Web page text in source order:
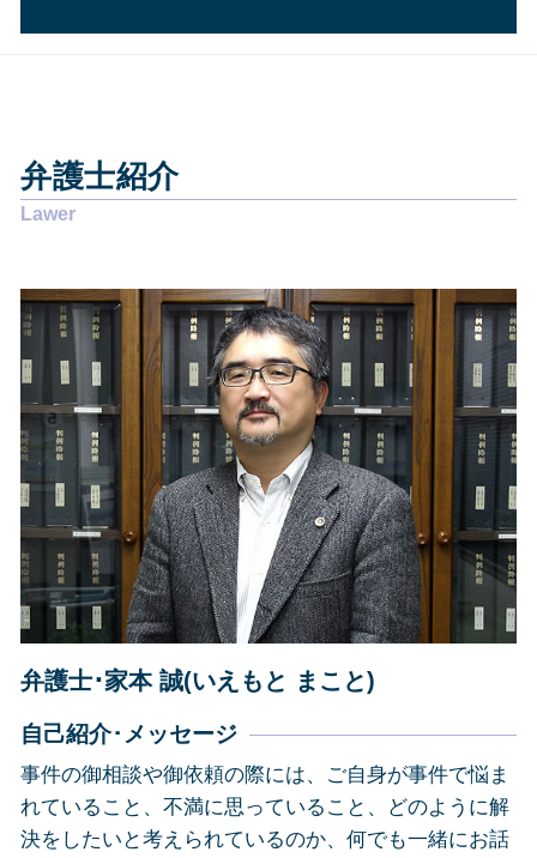
任意整理 期間延長
債務整理 弁護士 安い
自己破産 弁護士 おすすめ
債務整理 デメリット 知恵袋
債務整理 費用
任意整理 意味ない
労働問題 解決策
労働問題 種類
労働問題 相談
離婚したい
離婚 性格の不一致
悪徳商法 送りつけ
労働問題 相談先
悪徳商法 お年寄り
離婚 協議
離婚 協議書
離婚 慰謝料
企業法務 静岡県
その他の法律問題 静岡市
交通事故 静岡県
その他の法律問題 静岡県
その他の法律問題 焼津市
企業法務 島田市
相続 静岡市
債務整理 静岡県
交通事故 静岡市
企業法務 焼津市
債務整理 藤枝市
交通事故 島田市
相続 島田市
債務整理 島田市
企業法務 静岡市
弁護士紹介
弁護士･家本 誠(いえもと まこと)
自己紹介･メッセージ
事件の御相談や御依頼の際には、ご自身が事件で悩ま
れていること、不満に思っていること、どのように解
決をしたいと考えられているのか、何でも一緒にお話